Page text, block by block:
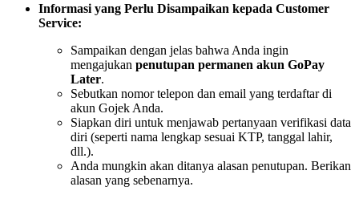
Informasi yang Perlu Disampaikan kepada Customer
Service:
Sampaikan dengan jelas bahwa Anda ingin
mengajukan penutupan permanen akun GoPay
Later.
Sebutkan nomor telepon dan email yang terdaftar di
akun Gojek Anda.
Siapkan diri untuk menjawab pertanyaan verifikasi data
diri (seperti nama lengkap sesuai KTP, tanggal lahir,
dll.).
Anda mungkin akan ditanya alasan penutupan. Berikan
alasan yang sebenarnya.